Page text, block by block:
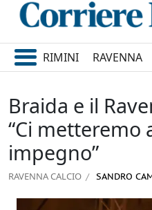
RIMINI RAVENNA
Braida e il
“Ci metteremo
impegno”
RAVENNA CALCIO SANDRO